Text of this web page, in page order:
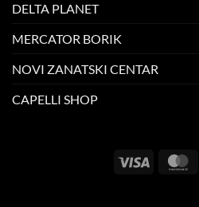
DELTA PLANET
MERCATOR BORIK
NOVI ZANATSKI CENTAR
CAPELLI SHOP
Visa